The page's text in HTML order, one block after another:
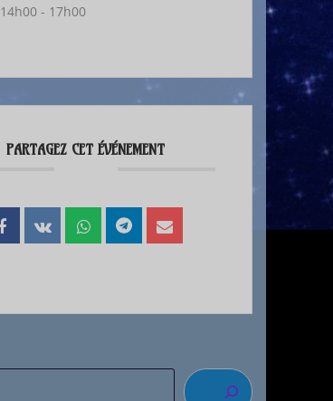
14h00 - 17h00
PARTAGEZ CET ÉVÉNEMENT